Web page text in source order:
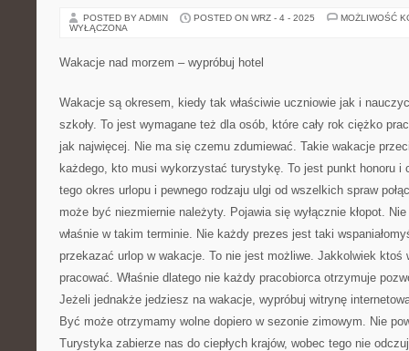
POSTED BY ADMIN POSTED ON WRZ - 4 - 2025
MOŻLIWOŚĆ
WYŁĄCZONA
Wakacje nad morzem – wypróbuj hotel
Wakacje są okresem, kiedy tak właściwie uczniowie jak i
szkoły. To jest wymagane też dla osób, które cały rok ciężko
jak najwięcej. Nie ma się czemu zdumiewać. Takie wakacje
każdego, kto musi wykorzystać turystykę. To jest punkt honoru i
tego okres urlopu i pewnego rodzaju ulgi od wszelkich spraw
może być niezmiernie należyty. Pojawia się wyłącznie kłopot.
właśnie w takim terminie. Nie każdy prezes jest taki
przekazać urlop w wakacje. To nie jest możliwe. Jakkolwiek ktoś
pracować. Właśnie dlatego nie każdy pracobiorca otrzymuje
Jeżeli jednakże jedziesz na wakacje, wypróbuj witrynę
Być może otrzymamy wolne dopiero w sezonie zimowym. Nie
Turystyka zabierze nas do ciepłych krajów, wobec tego nie